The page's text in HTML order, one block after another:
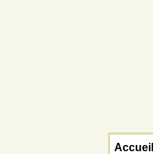
Accueil